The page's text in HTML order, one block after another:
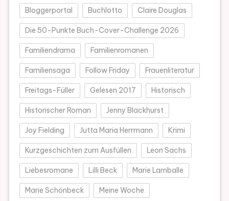
Bloggerportal Buchlotto Claire Douglas
Die 50-Punkte Buch-Cover-Challenge 2026
Familiendrama Familienromanen
Familiensaga Follow Friday Frauenliteratur
Freitags-Füller Gelesen 2017 Historisch
Historischer Roman Jenny Blackhurst
Joy Fielding Jutta Maria Herrmann Krimi
Kurzgeschichten zum Ausfüllen Leon Sachs
Liebesromane Lilli Beck Marie Lamballe
Marie Schönbeck Meine Woche